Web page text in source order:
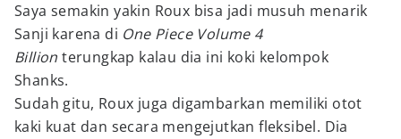
Saya semakin yakin Roux bisa jadi musuh menarik
Sanji karena di One Piece Volume 4
Billionterungkap kalau dia ini koki kelompok
Shanks.
Sudah gitu, Roux juga digambarkan memiliki otot
kaki kuat dan secara mengejutkan fleksibel. Dia